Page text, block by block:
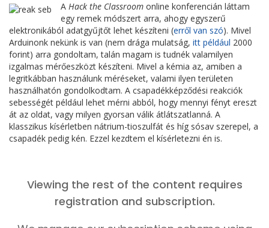
A Hack the Classroom online konferencián láttam
egy remek módszert arra, ahogy egyszerű
elektronikából adatgyűjtőt lehet készíteni (erről van szó). Mivel
Arduinonk nekünk is van (nem drága mulatság, itt például 2000
forint) arra gondoltam, talán magam is tudnék valamilyen
izgalmas mérőeszközt készíteni. Mivel a kémia az, amiben a
legritkábban használunk méréseket, valami ilyen területen
használhatón gondolkodtam. A csapadékképződési reakciók
sebességét például lehet mérni abból, hogy mennyi fényt ereszt
át az oldat, vagy milyen gyorsan válik átlátszatlanná. A
klasszikus kísérletben nátrium-tioszulfát és híg sósav szerepel, a
csapadék pedig kén. Ezzel kezdtem el kísérletezni én is.